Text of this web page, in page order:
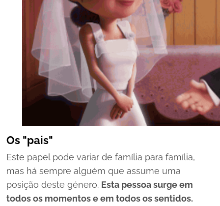
Os "pais"
Este papel pode variar de família para família,
mas há sempre alguém que assume uma
posição deste género. Esta pessoa surge em
todos os momentos e em todos os sentidos.